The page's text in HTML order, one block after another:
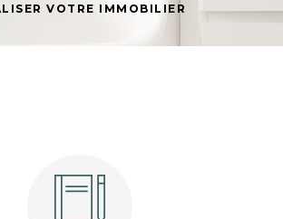
VOTRE IMMOBILIER